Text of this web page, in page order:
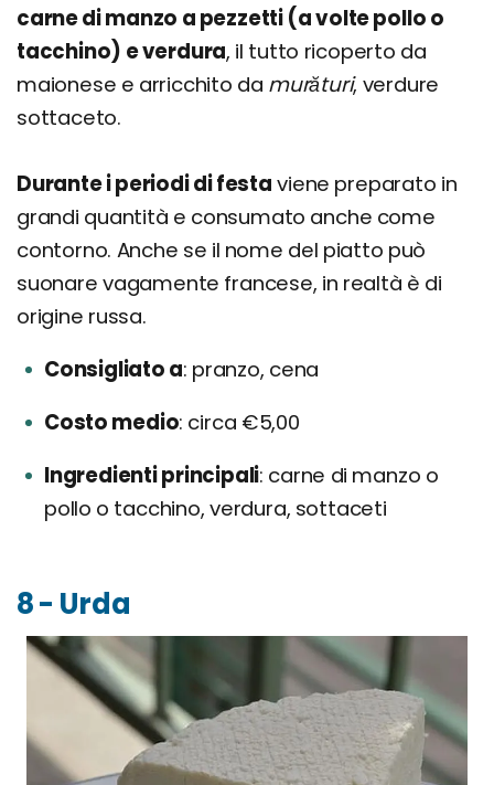
carne di manzo a pezzetti (a volte pollo o
tacchino) e verdura, il tutto ricoperto da
maionese e arricchito da murături, verdure
sottaceto.
Durante i periodi di festa viene preparato in
grandi quantità e consumato anche come
contorno. Anche se il nome del piatto può
suonare vagamente francese, in realtà è di
origine russa.
Consigliato a pranzo, cena
Costo medio circa €5,00
Ingredienti principali carne di manzo o
pollo o tacchino, verdura, sottaceti
8 - Urda